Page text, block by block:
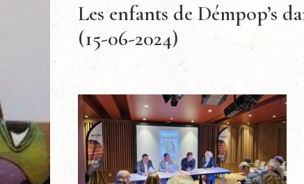
Les enfants de Démpop’s
(15-06-2024)